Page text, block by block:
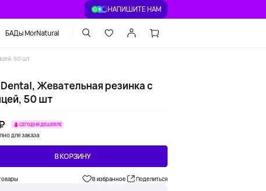
НАПИШИТЕ НАМ
БАДы MorNatural
50 шт
Жевательная резинка с
50 шт
СЕГОДНЯ ДЕШЕВЛЕ
для заказа
В КОРЗИНУ
В избранное Поделиться